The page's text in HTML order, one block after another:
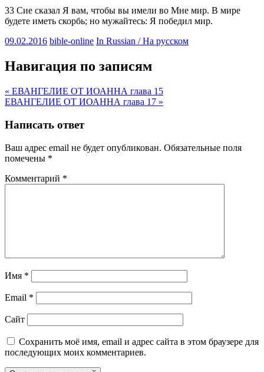
33 Сие сказал Я вам, чтобы вы имели во Мне мир. В мире
будете иметь скорбь; но мужайтесь: Я победил мир.
09.02.2016 bible-online In Russian / На русском
Навигация по записям
« ЕВАНГЕЛИЕ ОТ ИОАННА глава 15
ЕВАНГЕЛИЕ ОТ ИОАННА глава 17 »
Написать ответ
Ваш адрес email не будет опубликован. Обязательные поля
помечены *
Комментарий *
Имя *
Email *
Сайт
Сохранить моё имя, email и адрес сайта в этом браузере для
последующих моих комментариев.